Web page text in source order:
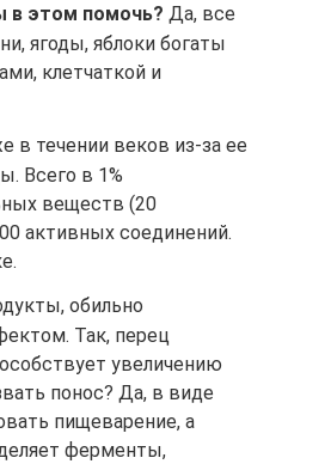
в этом помочь? Да, все
ягоды, яблоки богаты
клетчаткой и
в течении веков из-за ее
Всего в 1%
веществ (20
активных соединений.
обильно
Так, перец
увеличению
понос? Да, в виде
пищеварение, а
ферменты,